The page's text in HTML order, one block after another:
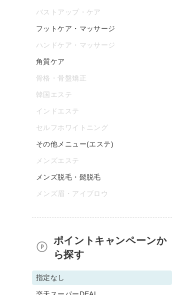
バストアップ・ケア
フットケア・マッサージ
ハンドケア・マッサージ
角質ケア
骨格・骨盤矯正
韓国エステ
インドエステ
セルフホワイトニング
その他メニュー(エステ)
メンズエステ
メンズ脱毛・髭脱毛
メンズ眉・アイブロウ
ポイントキャンペーンか
ら探す
指定なし